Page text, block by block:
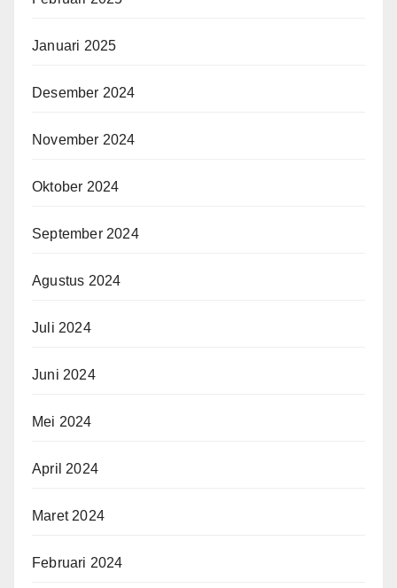
Januari 2025
Desember 2024
November 2024
Oktober 2024
September 2024
Agustus 2024
Juli 2024
Juni 2024
Mei 2024
April 2024
Maret 2024
Februari 2024